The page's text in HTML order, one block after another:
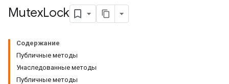
MutexLock
Содержание
Публичные методы
Унаследованные методы
Публичные методы